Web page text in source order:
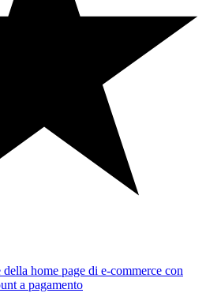
home page di e-commerce con
a pagamento